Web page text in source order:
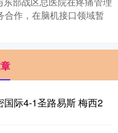
合作，在脑机接口领域暂
际4-1圣路易斯 梅西2